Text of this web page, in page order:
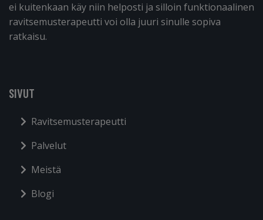
ei kuitenkaan käy niin helposti ja silloin funktionaalinen
ravitsemusterapeutti voi olla juuri sinulle sopiva
ratkaisu.
SIVUT
Ravitsemusterapeutti
Palvelut
Meistä
Blogi